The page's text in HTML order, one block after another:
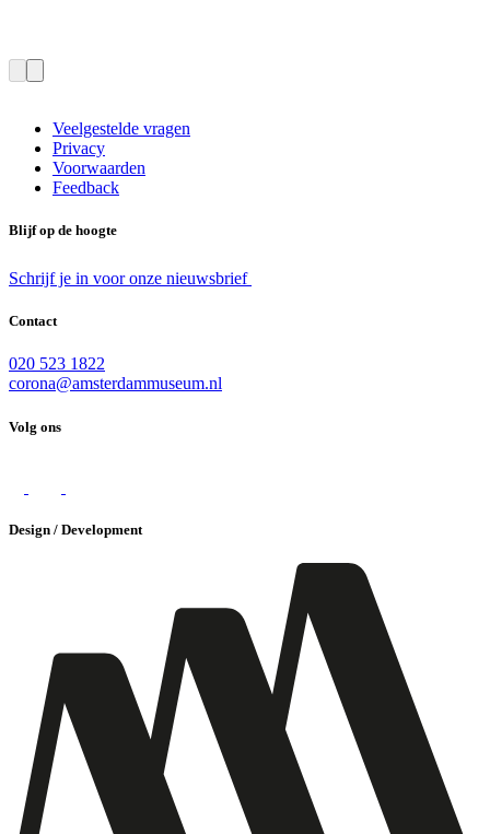
Veelgestelde vragen
Privacy
Voorwaarden
Feedback
Blijf op de hoogte
Schrijf je in voor onze nieuwsbrief
Contact
020 523 1822
corona@amsterdammuseum.nl
Volg ons
Design / Development